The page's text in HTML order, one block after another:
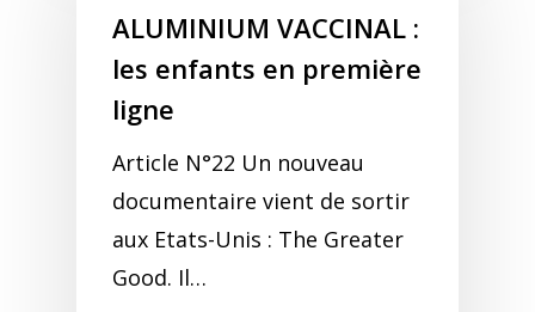
ALUMINIUM VACCINAL :
les enfants en première
ligne
Article N°22 Un nouveau
documentaire vient de sortir
aux Etats-Unis : The Greater
Good. Il…